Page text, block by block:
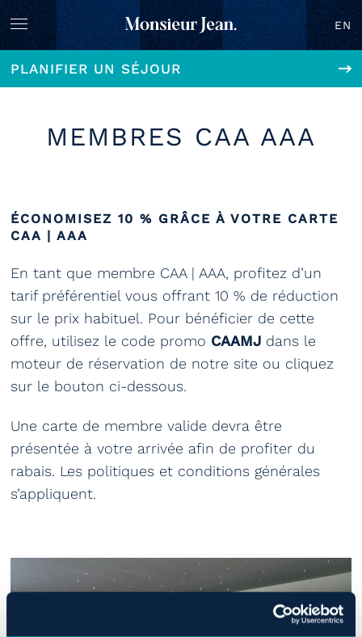
EN
PLANIFIER UN SÉJOUR
MEMBRES CAA AAA
ÉCONOMISEZ 10 % GRÂCE À VOTRE CARTE
CAA | AAA
En tant que membre CAA | AAA, profitez d’un
tarif préférentiel vous offrant 10 % de réduction
sur le prix habituel. Pour bénéficier de cette
offre, utilisez le code promo CAAMJ dans le
moteur de réservation de notre site ou cliquez
sur le bouton ci-dessous.
Une carte de membre valide devra être
présentée à votre arrivée afin de profiter du
rabais. Les politiques et conditions générales
s’appliquent.